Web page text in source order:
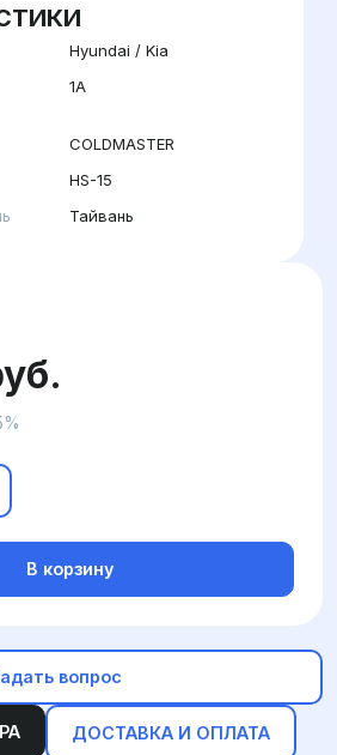
Hyundai / Kia
1A
COLDMASTER
HS-15
Тайвань
ДОСТАВКА И ОПЛАТА
В корзину
вопрос